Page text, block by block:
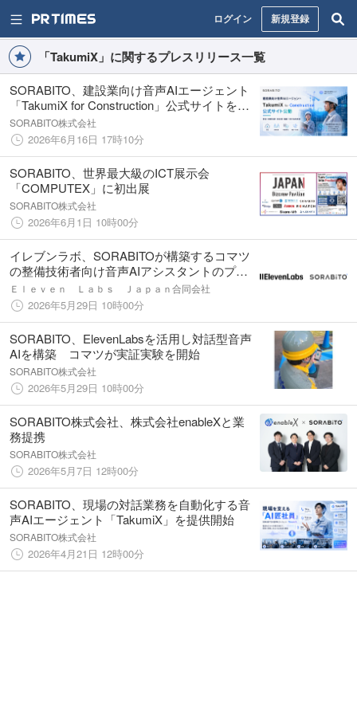
ログイン 新規登録
「TakumiX」に関するプレスリリース一覧
SORABITO、建設業向け音声AIエージェント
「TakumiX for Construction」公式サイトを公
開
SORABITO株式会社
2026年6月16日 17時10分
SORABITO、世界最大級のICT展示会
「COMPUTEX」に初出展
SORABITO株式会社
2026年6月1日 10時00分
イレブンラボ、SORABITOが構築するコマツ
の整備技術者向け音声AIアシスタントのプラ
ットフォームを提供
Ｅｌｅｖｅｎ Ｌａｂｓ Ｊａｐａｎ合同会社
2026年5月29日 10時00分
SORABITO、ElevenLabsを活用し対話型音声
AIを構築 コマツが実証実験を開始
SORABITO株式会社
2026年5月29日 10時00分
SORABITO株式会社、株式会社enableXと業
務提携
SORABITO株式会社
2026年5月7日 12時00分
SORABITO、現場の対話業務を自動化する音
声AIエージェント「TakumiX」を提供開始
SORABITO株式会社
2026年4月21日 12時00分